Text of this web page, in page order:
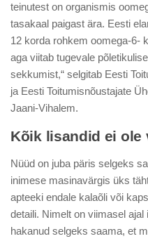
teinutest on organismis
tasakaal paigast ära. Eesti
12 korda rohkem oomega-6-
aga viitab tugevale
sekkumist,“ selgitab Eesti
ja Eesti Toitumisnõustajate
Jaani-Vihalem.
Kõik lisandid ei ole
Nüüd on juba päris selgeks
inimese masinavärgis üks
apteeki endale kalaõli või
detaili. Nimelt on viimasel
hakanud selgeks saama, et